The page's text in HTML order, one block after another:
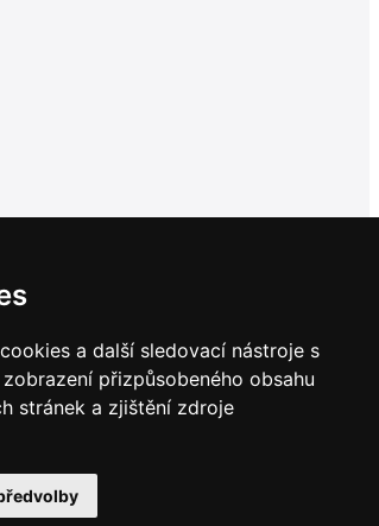
a další sledovací nástroje s
přizpůsobeného obsahu
stránek a zjištění zdroje